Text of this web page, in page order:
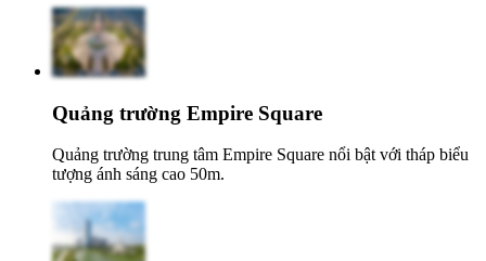
Quảng trường Empire Square
Quảng trường trung tâm Empire Square nổi bật với tháp biểu
tượng ánh sáng cao 50m.